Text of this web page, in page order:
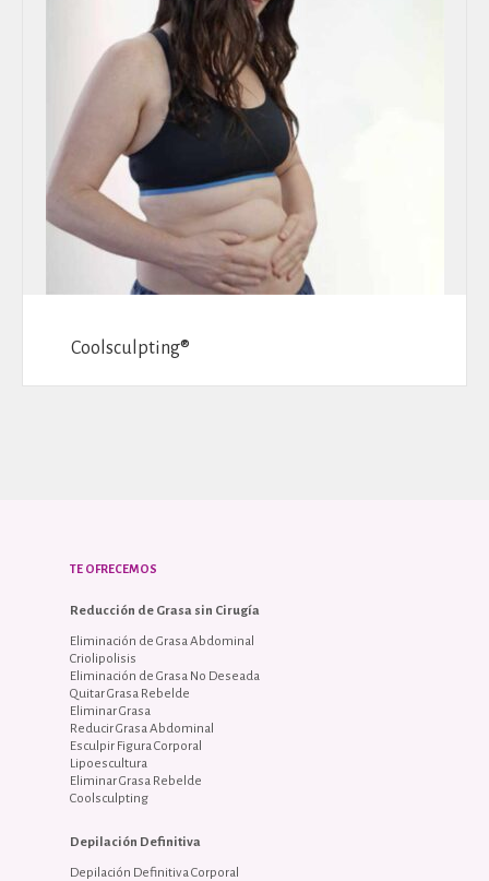
Coolsculpting®
TE OFRECEMOS
Reducción de Grasa sin Cirugía
Eliminación de Grasa Abdominal
Criolipolisis
Eliminación de Grasa No Deseada
Quitar Grasa Rebelde
Eliminar Grasa
Reducir Grasa Abdominal
Esculpir Figura Corporal
Lipoescultura
Eliminar Grasa Rebelde
Coolsculpting
Depilación Definitiva
Depilación Definitiva Corporal